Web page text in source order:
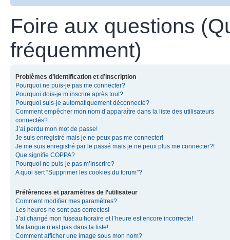
Foire aux questions
fréquemment)
Problèmes d’identification et d’inscription
Pourquoi ne puis-je pas me connecter?
Pourquoi dois-je m’inscrire après tout?
Pourquoi suis-je automatiquement déconnecté?
Comment empêcher mon nom d’apparaître dans la liste des utilisateurs
connectés?
J’ai perdu mon mot de passe!
Je suis enregistré mais je ne peux pas me connecter!
Je me suis enregistré par le passé mais je ne peux plus me connecter?!
Que signifie COPPA?
Pourquoi ne puis-je pas m’inscrire?
A quoi sert “Supprimer les cookies du forum”?
Préférences et paramètres de l’utilisateur
Comment modifier mes paramètres?
Les heures ne sont pas correctes!
J’ai changé mon fuseau horaire et l’heure est encore incorrecte!
Ma langue n’est pas dans la liste!
Comment afficher une image sous mon nom?